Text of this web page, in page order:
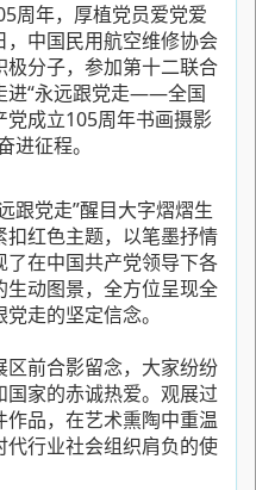
周年，厚植党员爱党爱
中国民用航空维修协会
分子，参加第十二联合
进“永远跟党走——全国
成立105周年书画摄影
进征程。
跟党走”醒目大字熠熠生
红色主题，以笔墨抒情
在中国共产党领导下各
动图景，全方位呈现全
走的坚定信念。
前合影留念，大家纷纷
家的赤诚热爱。观展过
品，在艺术熏陶中重温
行业社会组织肩负的使